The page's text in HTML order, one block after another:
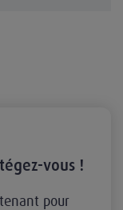
vous !
pour